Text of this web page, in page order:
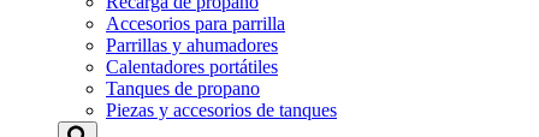
Accesorios para parrilla
Parrillas y ahumadores
Calentadores portátiles
Tanques de propano
Piezas y accesorios de tanques